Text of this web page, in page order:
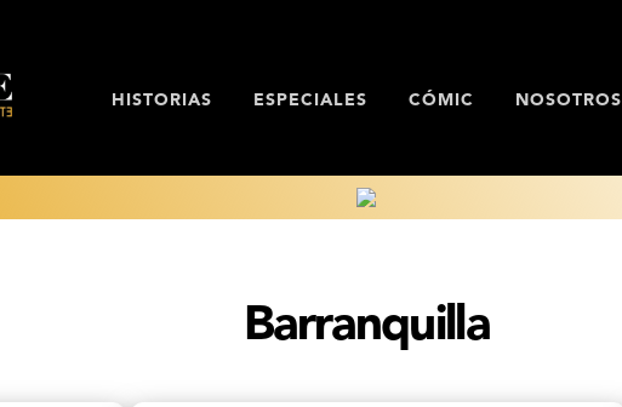
HISTORIAS ESPECIALES CÓMIC NOSOTROS
Barranquilla